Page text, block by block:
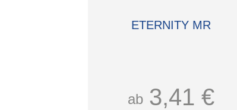
ETERNITY MR
ab 3,41 €